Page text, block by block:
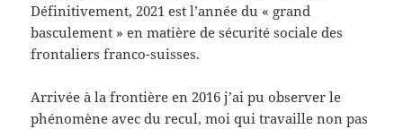
Définitivement, 2021 est l’année du « grand
basculement » en matière de sécurité sociale des
frontaliers franco-suisses.
Arrivée à la frontière en 2016 j’ai pu observer le
phénomène avec du recul, moi qui travaille non pas